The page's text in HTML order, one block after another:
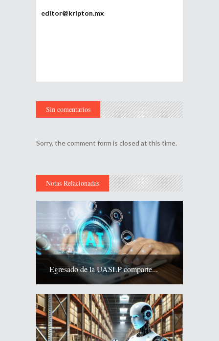
editor@kripton.mx
Sin comentarios
Sorry, the comment form is closed at this time.
Notas Relacionadas
Egresado de la UASLP comparte...